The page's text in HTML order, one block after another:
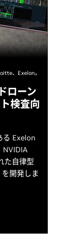
、Exelon。
ローン
検査向
る Exelon
NVIDIA
た自律型
開発しま